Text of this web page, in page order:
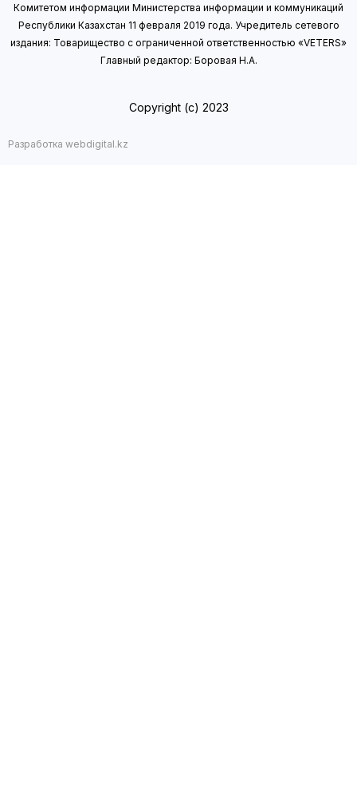
Комитетом информации Министерства информации и коммуникаций
Республики Казахстан 11 февраля 2019 года. Учредитель сетевого
издания: Товарищество с ограниченной ответственностью «VETERS»
Главный редактор: Боровая Н.А.
Copyright (с) 2023
Разработка webdigital.kz